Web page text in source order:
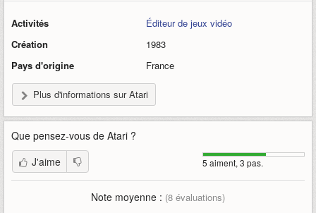
Activités
Éditeur de jeux vidéo
Création
1983
Pays d'origine
France
Plus d'informations sur Atari
Que pensez-vous de Atari ?
5 aiment, 3 pas.
J'aime
Note moyenne : (8 évaluations)